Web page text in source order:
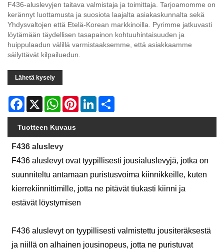
F436-aluslevyjen taitava valmistaja ja toimittaja. Tarjoamomme on
kerännyt luottamusta ja suosiota laajalta asiakaskunnalta sekä
Yhdysvaltojen että Etelä-Korean markkinoilla. Pyrimme jatkuvasti
löytämään täydellisen tasapainon kohtuuhintaisuuden ja
huippulaadun välillä varmistaaksemme, että asiakkaamme
säilyttävät kilpailuedun.
Lähetä kysely
Facebook
X WhatsAppPinterestLinkedIn
Tuotteen Kuvaus
F436 aluslevy
F436 aluslevyt ovat tyypillisesti jousialuslevyjä, jotka on
suunniteltu antamaan puristusvoima kiinnikkeille, kuten
kierrekiinnittimille, jotta ne pitävät tiukasti kiinni ja
estävät löystymisen
F436 aluslevyt on tyypillisesti valmistettu jousiteräksestä
ja niillä on alhainen jousinopeus, jotta ne puristuvat